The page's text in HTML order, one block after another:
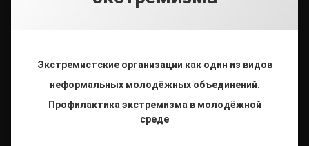
Экстремистские организации как один из видов
неформальных молодёжных объединений.
Профилактика экстремизма в молодёжной
среде